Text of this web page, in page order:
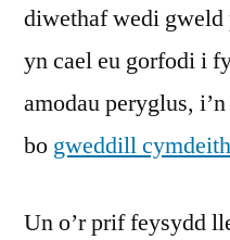
diwethaf wedi
yn cael eu gorfodi i
amodau peryglus,
bo gweddill
Un o’r prif feysydd